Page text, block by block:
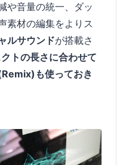
や音量の統一、ダッ
素材の編集をよりス
ルサウンドが搭載さ
トの長さに合わせて
も使っておき